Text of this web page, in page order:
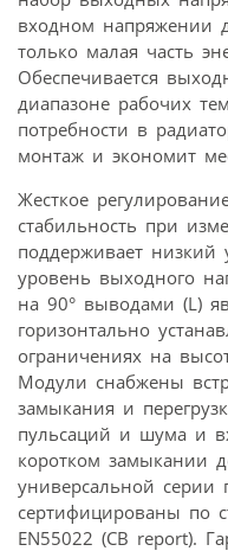
входном напряжении
только малая часть
Обеспечивается
диапазоне рабочих
потребности в
монтаж и экономит
Жесткое
стабильность при
поддерживает
уровень выходного
на 90° выводами (L)
горизонтально
ограничениях на
Модули снабжены
замыкания и
пульсаций и шума и
коротком замыкании
универсальной серии
сертифицированы по
EN55022 (CB report).